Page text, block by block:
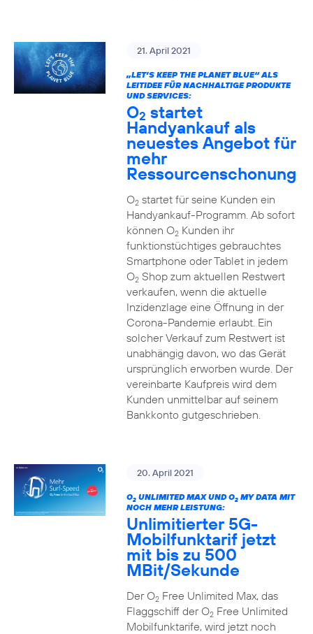
21. April 2021
„LET’S KEEP THE PLANET BLUE“ ALS
LEITIDEE FÜR NACHHALTIGE PRODUKTE
UND SERVICES:
O2 startet
Handyankauf als
neuestes Angebot für
mehr
Ressourcenschonung
O2startet für seine Kunden ein
Handyankauf-Programm. Ab sofort
können O2Kunden ihr
funktionstüchtiges gebrauchtes
Smartphone oder Tablet in jedem
O2Shop zum aktuellen Restwert
verkaufen, wenn die aktuelle
Inzidenzlage eine Öffnung in der
Corona-Pandemie erlaubt. Ein
solcher Verkauf zum Restwert ist
unabhängig davon, wo das Gerät
ursprünglich erworben wurde. Der
vereinbarte Kaufpreis wird dem
Kunden unmittelbar auf seinem
Bankkonto gutgeschrieben.
20. April 2021
O2UNLIMITED MAX UND O2MY DATA MIT
NOCH MEHR LEISTUNG:
Unlimitierter 5G-
Mobilfunktarif jetzt
mit bis zu 500
MBit/Sekunde
Der O2Free Unlimited Max, das
Flaggschiff der O2Free Unlimited
Mobilfunktarife, wird jetzt noch